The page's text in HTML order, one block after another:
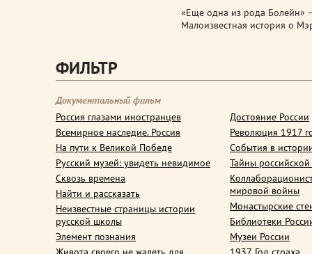
«Еще одна из рода Болейн»
Малоизвестная история о
ФИЛЬТР
Документальный фильм
Россия глазами иностранцев
Всемирное наследие. Россия
На пути к Великой Победе
Русский музей: увидеть невидимое
Сквозь времена
Найти и рассказать
Неизвестные страницы истории
русской школы
Элемент познания
Достояние России
Революция 1917
События в
Тайны
мировой войны
Монастырские
Библиотеки
Музеи России